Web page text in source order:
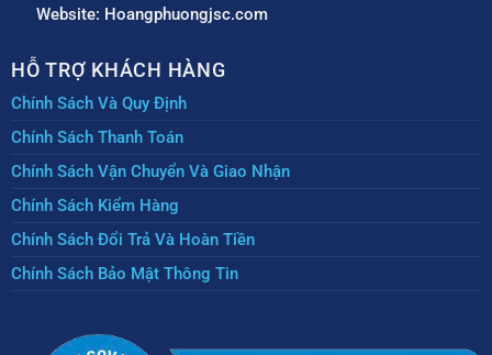
Website: Hoangphuongjsc.com
HỖ TRỢ KHÁCH HÀNG
Chính Sách Và Quy Định
Chính Sách Thanh Toán
Chính Sách Vận Chuyển Và Giao Nhận
Chính Sách Kiểm Hàng
Chính Sách Đổi Trả Và Hoàn Tiền
Chính Sách Bảo Mật Thông Tin